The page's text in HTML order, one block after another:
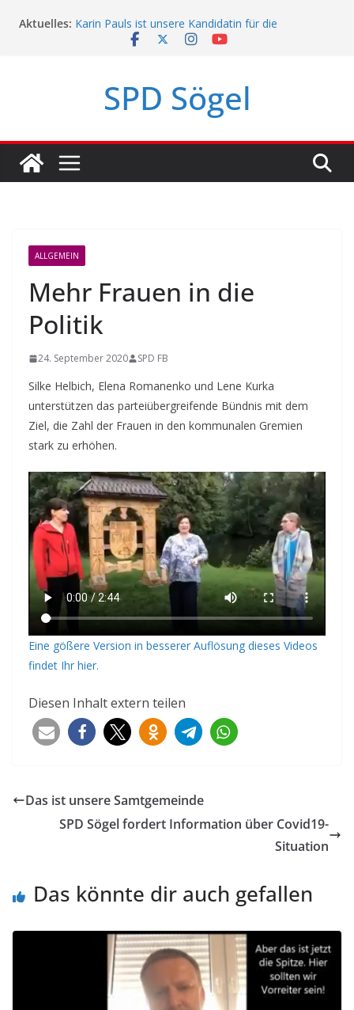
Inhalt
Aktuelles: Karin Pauls ist unsere Kandidatin für die
Landtagswahl!
SPD Sögel-Umfrage 2023
Politikerpaten-Programm für Jugendliche
SPD Sögel
ALLGEMEIN
Mehr Frauen in die
Politik
24. September 2020 SPD FB
Silke Helbich, Elena Romanenko und Lene Kurka
unterstützen das parteiübergreifende Bündnis mit dem
Ziel, die Zahl der Frauen in den kommunalen Gremien
stark zu erhöhen.
Eine gößere Version in besserer Auflösung dieses Videos
findet Ihr hier.
Diesen Inhalt extern teilen
Das ist unsere Samtgemeinde
SPD Sögel fordert Information über Covid19-
Situation
Das könnte dir auch gefallen